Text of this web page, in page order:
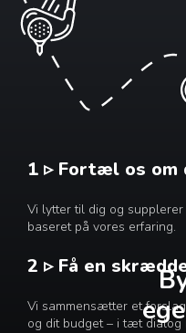
1 ▹ Fortæl os om
Vi lytter til dig og
baseret på vores erfaring.
2 ▹ Få en
Vi sammensætter et
og dit budget – i tæt dialog